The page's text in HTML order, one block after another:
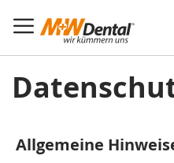
Allgemeine